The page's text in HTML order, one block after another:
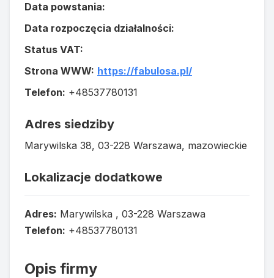
Data powstania:
Data rozpoczęcia działalności:
Status VAT:
Strona WWW: https://fabulosa.pl/
Telefon: +48537780131
Adres siedziby
Marywilska 38, 03-228 Warszawa, mazowieckie
Lokalizacje dodatkowe
Adres: Marywilska , 03-228 Warszawa
Telefon: +48537780131
Opis firmy